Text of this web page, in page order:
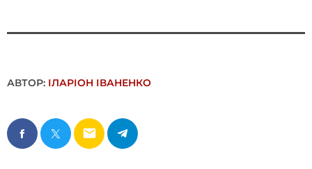
АВТОР: ІЛАРІОН ІВАНЕНКО
email